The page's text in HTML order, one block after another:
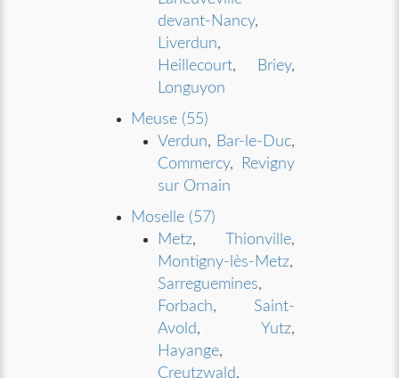
devant-Nancy,
Liverdun,
Heillecourt, Briey,
Longuyon
Meuse (55)
Verdun, Bar-le-Duc,
Commercy,
Revigny
sur Ornain
Moselle (57)
Metz, Thionville,
Montigny-lès-Metz,
Sarreguemines,
Forbach, Saint-
Avold, Yutz,
Hayange,
Creutzwald,